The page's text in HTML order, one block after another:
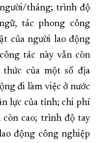
tháng; trình độ
tác phong công
của người lao động
tác này vẫn còn
của một số địa
đi làm việc ở nước
lực của tỉnh; chi phí
còn cao; trình độ tay
động công nghiệp